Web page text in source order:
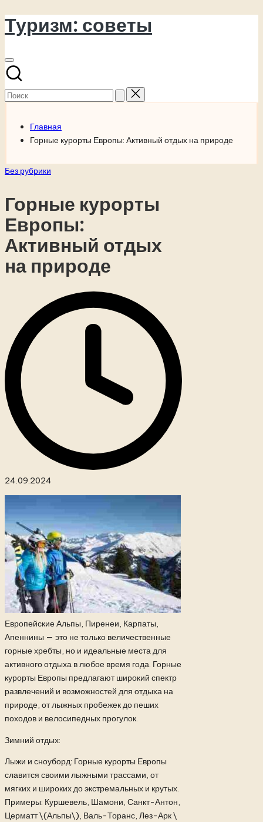
Перейти
к
Туризм: советы
Поиск
для:
Главная
Горные курорты Европы: Активный отдых на природе
Опубликовано
Без рубрики
Горные курорты
Европы:
Активный отдых
на природе
24.09.2024
Европейские Альпы, Пиренеи, Карпаты,
Апеннины — это не только величественные
горные хребты, но и идеальные места для
активного отдыха в любое время года. Горные
курорты Европы предлагают широкий спектр
развлечений и возможностей для отдыха на
природе, от лыжных пробежек до пеших
походов и велосипедных прогулок.
Зимний отдых:
Лыжи и сноуборд: Горные курорты Европы
славится своими лыжными трассами, от
мягких и широких до экстремальных и крутых.
Примеры: Куршевель, Шамони, Санкт-Антон,
Церматт \(Альпы\), Валь-Торанс, Лез-Арк \